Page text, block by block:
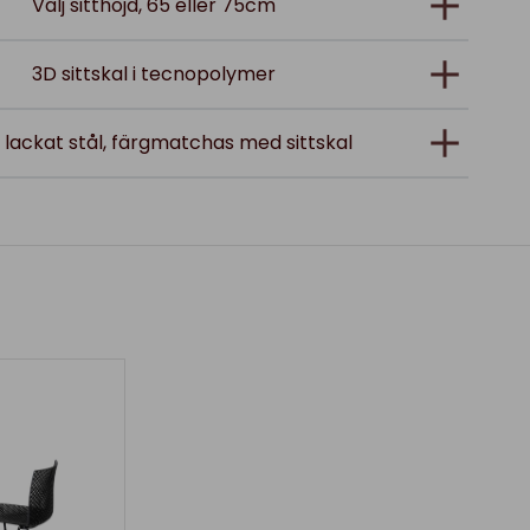
3D sittskal i tecnopolymer
lackat stål, färgmatchas med sittskal